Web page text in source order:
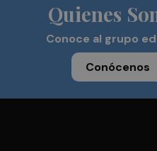
Quienes
Conoce al grupo
Conócenos